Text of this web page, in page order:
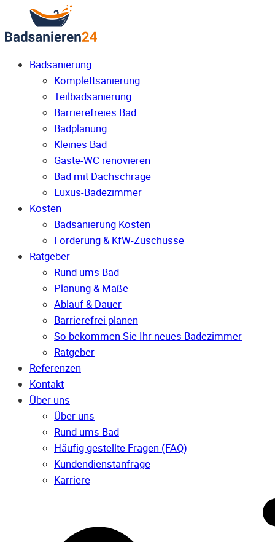
Badsanierung
Komplettsanierung
Teilbadsanierung
Barrierefreies Bad
Badplanung
Kleines Bad
Gäste-WC renovieren
Bad mit Dachschräge
Luxus-Badezimmer
Kosten
Badsanierung Kosten
Förderung & KfW-Zuschüsse
Ratgeber
Rund ums Bad
Planung & Maße
Ablauf & Dauer
Barrierefrei planen
So bekommen Sie Ihr neues Badezimmer
Ratgeber
Referenzen
Kontakt
Über uns
Über uns
Rund ums Bad
Häufig gestellte Fragen (FAQ)
Kunden­dienst­anfrage
Karriere